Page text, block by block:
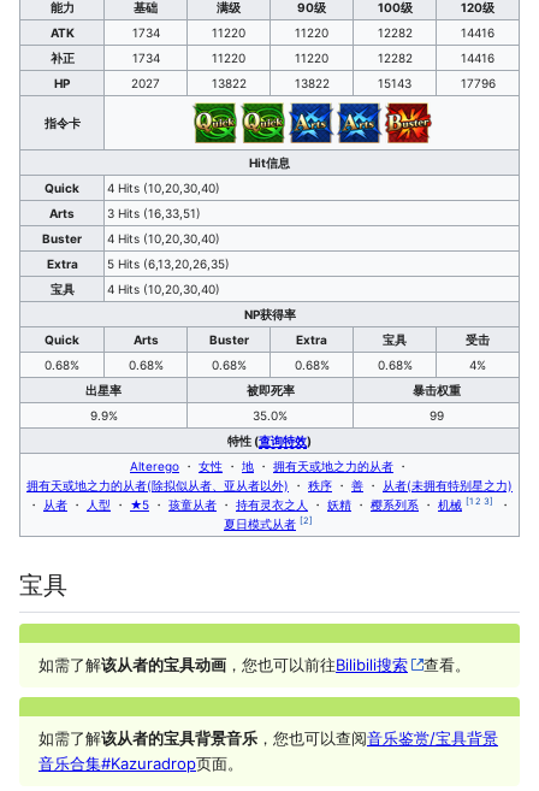
能力
基础 满级 90级 100级
120级
ATK
1734 11220 11220 12282
14416
补正
1734 11220 11220 12282
14416
HP
2027 13822 13822 15143 17796
指令卡
Hit信息
Quick
4 Hits (10,20,30,40)
Arts
3 Hits (16,33,51)
Buster
4 Hits (10,20,30,40)
Extra
5 Hits (6,13,20,26,35)
宝具
4 Hits (10,20,30,40)
NP获得率
Quick
Arts Buster Extra 宝具
受击
0.68%
0.68% 0.68% 0.68% 0.68%
4%
出星率
被即死率
暴击权重
9.9%
35.0%
99
特性 (查询特效)
Alterego ・ 女性 ・ 地 ・ 拥有天或地之力的从者 ・
拥有天或地之力的从者(除拟似从者、亚从者以外) ・ 秩序 ・ 善 ・ 从者(未拥有特别星之力)
・ 从者 ・ 人型 ・ ★5 ・ 孩童从者 ・ 持有灵衣之人 ・ 妖精 ・ 樱系列系 ・ 机械 [1 2 3]
・
夏日模式从者 [2]
宝具
如需了解该从者的宝具动画 ，您也可以前往Bilibili搜索 查看。
如需了解该从者的宝具背景音乐 ，您也可以查阅音乐鉴赏/宝具背景
音乐合集#Kazuradrop页面。